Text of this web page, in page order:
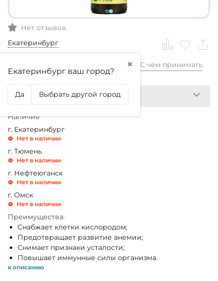
Нет отзывов
Екатеринбург
✖
Екатеринбург ваш город?
Да Выбрать другой город
2 599,99₽ С чем принимать
Наличие
г. Екатеринбург
Нет в наличии
г. Тюмень
Нет в наличии
г. Нефтеюганск
Нет в наличии
г. Омск
Нет в наличии
Преимущества:
Cнабжает клетки кислородом;
Предотвращает развитие анемии;
Снимает признаки усталости;
Повышает иммунные силы организма.
к описанию